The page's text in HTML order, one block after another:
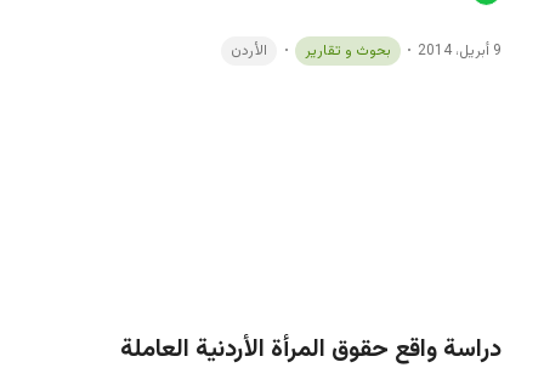
9 أبريل، 2014 بحوث و تقارير الأردن
بحوث و تقارير المرأة